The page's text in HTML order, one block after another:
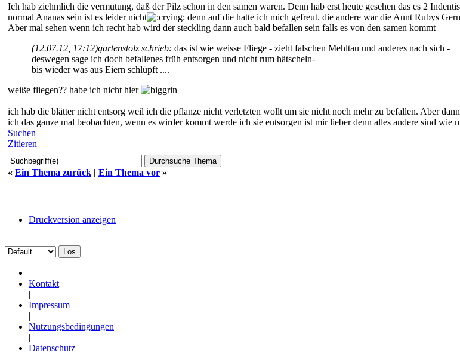
Ich hab ziehmlich die vermutung, daß der Pilz schon in den samen waren. Denn hab erst heute gesehen das es 2
normal Ananas sein ist es leider nicht
denn auf die hatte ich mich gefreut. die andere war die Aunt Rubys
Aber mal sehen wenn ich recht hab wird der steckling dann auch bald befallen sein falls es von den samen kommt
(12.07.12, 17:12)gartenstolz schrieb: das ist wie weisse Fliege - zieht falschen Mehltau und anderes nach sich -
deswegen sage ich doch befallenes früh entsorgen und nicht rum hätscheln-
bis wieder was aus Eiern schlüpft ....
weiße fliegen?? habe ich nicht hier
ich hab die blätter nicht entsorg weil ich die pflanze nicht verletzten wollt um sie nicht noch mehr zu befallen. Aber
ich das ganze mal beobachten, wenn es wirder kommt werde ich sie entsorgen ist mir lieber denn alles andere sind wie
Suchen
Zitieren
« Ein Thema zurück | Ein Thema vor »
Druckversion anzeigen
Kontakt
|
Impressum
|
Nutzungsbedingungen
|
Datenschutz